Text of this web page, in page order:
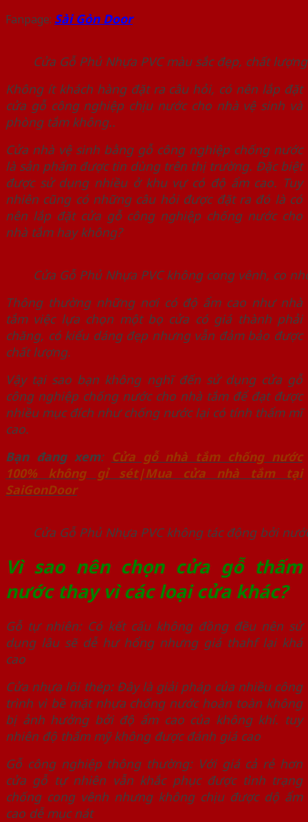
Fanpage: Sài Gòn Door
Cửa Gỗ Phủ Nhựa PVC màu sắc đẹp, chất
Không ít khách hàng đặt ra câu hỏi, có nên lắp đặt
cửa gỗ công nghiệp chịu nước cho nhà vệ sinh và
phòng tắm không..
Cửa nhà vệ sinh bằng gỗ công nghiệp chống nước
là sản phẩm được tin dùng trên thị trường. Đặc biệt
được sử dụng nhiều ở khu vự có độ ẩm cao. Tuy
nhiên cũng có những câu hỏi được đặt ra đó là có
nên lắp đặt cửa gỗ công nghiệp chống nước cho
nhà tắm hay không?
Cửa Gỗ Phủ Nhựa PVC không cong vênh, co
Thông thường những nơi có độ ẩm cao như nhà
tắm việc lựa chọn một bọ cửa có giá thành phải
chăng, có kiểu dáng đẹp nhưng vẫn đảm bảo được
chất lượng.
Vậy tại sao bạn không nghĩ đến sử dụng cửa gỗ
công nghiệp chống nước cho nhà tắm để đạt được
nhiều mục đích như chống nước lại có tính thẩm mĩ
cao.
Bạn đang xem: Cửa gỗ nhà tắm chống nước
100% không gỉ sét|Mua cửa nhà tắm tại
SaiGonDoor
Cửa Gỗ Phủ Nhựa PVC không tác động bởi
Vì sao nên chọn cửa gỗ thấm
nước thay vì các loại cửa khác?
Gỗ tự nhiên: Có kết cấu không đồng đều nên sử
dụng lâu sẽ dễ hư hổng nhưng giá thahf lại khá
cao
Cửa nhựa lõi thép: Đây là giải pháp của nhiều công
trình vì bề mặt nhựa chống nước hoàn toàn không
bị ảnh hưởng bởi độ ẩm cao của không khí. tuy
nhiên độ thẩm mỹ không được đánh giá cao
Gỗ công nghiệp thông thường: Với giá cả rẻ hơn
cửa gỗ tự nhiên vẫn khắc phục được tình trạng
chống cong vênh nhưng không chịu được dộ ẩm
cao dễ mục nát